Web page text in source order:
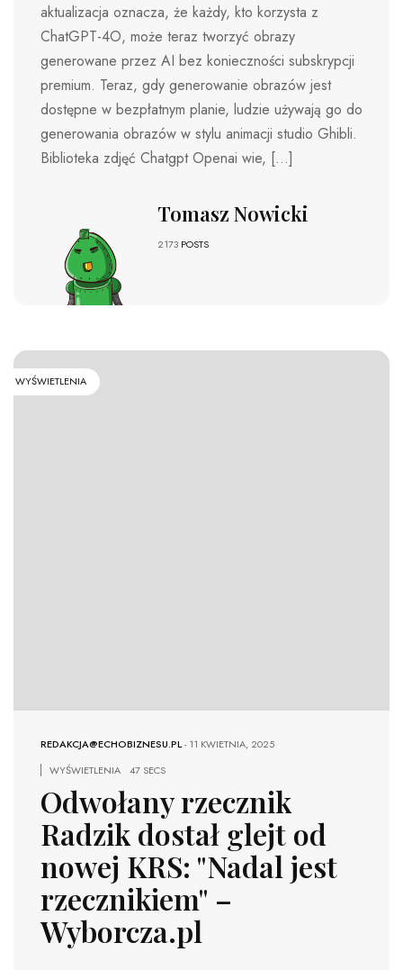
aktualizacja oznacza, że ​​każdy, kto korzysta z
ChatGPT-4O, może teraz tworzyć obrazy
generowane przez AI bez konieczności subskrypcji
premium. Teraz, gdy generowanie obrazów jest
dostępne w bezpłatnym planie, ludzie używają go do
generowania obrazów w stylu animacji studio Ghibli.
Biblioteka zdjęć Chatgpt Openai wie, […]
Tomasz Nowicki
2173 POSTS
WYŚWIETLENIA
REDAKCJA@ECHOBIZNESU.PL-11 KWIETNIA, 2025
WYŚWIETLENIA
47 SECS
Odwołany rzecznik
Radzik dostał glejt od
nowej KRS: "Nadal jest
rzecznikiem" –
Wyborcza.pl